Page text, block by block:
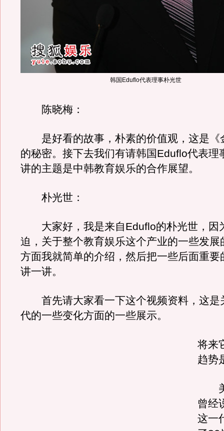
韩国Eduflo代表理事朴光世
陈晓梅：
是好看的故事，朴素的价值观，这是《
的秘密。接下去我们有请韩国Eduflo代表理
讲的主题是中韩教育娱乐的合作展望。
朴光世：
大家好，我是来自Eduflo的朴光世，因
迫，关于整个教育娱乐这个产业的一些发展
方面我就简单的介绍，然后把一些后面重要
讲一讲。
首先请大家看一下这个视频资料，这是
代的一些变化方面的一些展示。
将来
趋势
美
曾经
这一